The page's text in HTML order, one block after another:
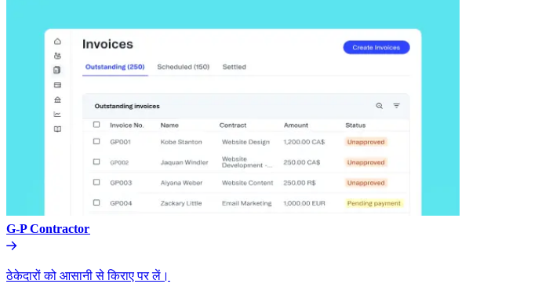
G-P Contractor​​
ठेकेदारों को आसानी से किराए पर लें।​​